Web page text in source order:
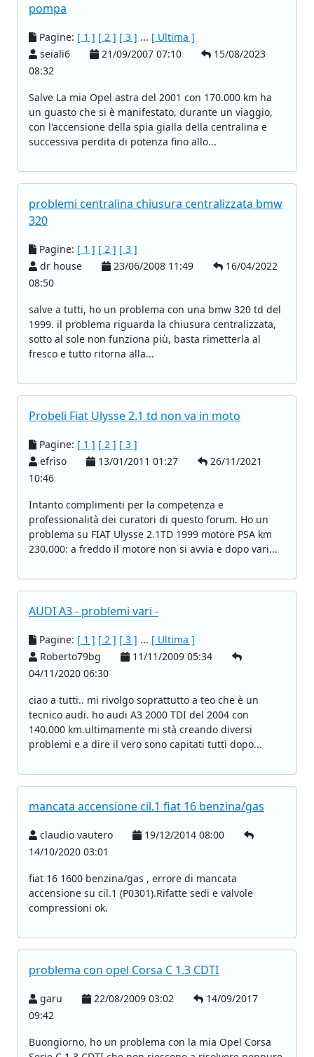
pompa
Pagine: [ 1 ] [ 2 ] [ 3 ] ... [ Ultima ]
seiali6
21/09/2007 07:10
15/08/2023
08:32
Salve La mia Opel astra del 2001 con 170.000 km ha
un guasto che si è manifestato, durante un viaggio,
con l'accensione della spia gialla della centralina e
successiva perdita di potenza fino allo...
problemi centralina chiusura centralizzata bmw
320
Pagine: [ 1 ] [ 2 ] [ 3 ]
dr house
23/06/2008 11:49
16/04/2022
08:50
salve a tutti, ho un problema con una bmw 320 td del
1999. il problema riguarda la chiusura centralizzata,
sotto al sole non funziona più, basta rimetterla al
fresco e tutto ritorna alla...
Probeli Fiat Ulysse 2.1 td non va in moto
Pagine: [ 1 ] [ 2 ] [ 3 ]
efriso
13/01/2011 01:27
26/11/2021
10:46
Intanto complimenti per la competenza e
professionalità dei curatori di questo forum. Ho un
problema su FIAT Ulysse 2.1TD 1999 motore PSA km
230.000: a freddo il motore non si avvia e dopo vari...
AUDI A3 - problemi vari -
Pagine: [ 1 ] [ 2 ] [ 3 ] ... [ Ultima ]
Roberto79bg
11/11/2009 05:34
04/11/2020 06:30
ciao a tutti.. mi rivolgo soprattutto a teo che è un
tecnico audi. ho audi A3 2000 TDI del 2004 con
140.000 km.ultimamente mi stà creando diversi
problemi e a dire il vero sono capitati tutti dopo...
mancata accensione cil.1 fiat 16 benzina/gas
claudio vautero
19/12/2014 08:00
14/10/2020 03:01
fiat 16 1600 benzina/gas , errore di mancata
accensione su cil.1 (P0301).Rifatte sedi e valvole
compressioni ok.
problema con opel Corsa C 1.3 CDTI
garu 22/08/2009 03:02
14/09/2017
09:42
Buongiorno, ho un problema con la mia Opel Corsa